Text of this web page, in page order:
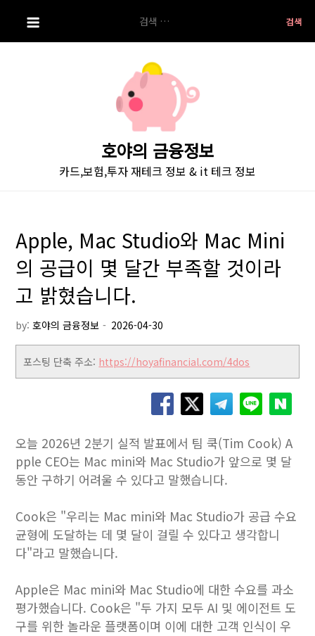
i
색:
호야의 금융정보
카드,보험,투자 재테크 정보 & it 테크 정보
Apple, Mac Studio와 Mac Mini
의 공급이 몇 달간 부족할 것이라
고 밝혔습니다.
by:호야의 금융정보
포스팅 단축 주소: https://hoyafinancial.com/4dos
오늘 2026년 2분기 실적 발표에서 팀 쿡(Tim Cook) A
pple CEO는 Mac mini와 Mac Studio가 앞으로 몇 달
동안 구하기 어려울 수 있다고 말했습니다.
Cook은 "우리는 Mac mini와 Mac Studio가 공급 수요
균형에 도달하는 데 몇 달이 걸릴 수 있다고 생각합니
다"라고 말했습니다.
Apple은 Mac mini와 Mac Studio에 대한 수요를 과소
평가했습니다. Cook은 "두 가지 모두 AI 및 에이전트 도
구를 위한 놀라운 플랫폼이며 이에 대한 고객 인식이 우